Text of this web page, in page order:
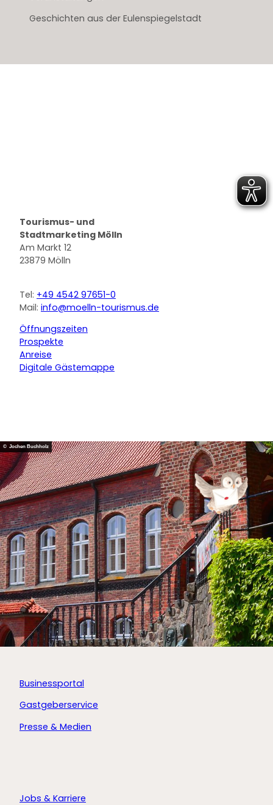
Geschichten aus der Eulenspiegelstadt
Tourismus- und
Stadtmarketing Mölln
Am Markt 12
23879 Mölln
Tel: +49 4542 97651-0
Mail: info@moelln-tourismus.de
Öffnungszeiten
Prospekte
Anreise
Digitale Gästemappe
b
o
o
k
u
b
e
a
g
r
a
m
© Jochen Buchholz
Businessportal
Gastgeberservice
Presse & Medien
Jobs & Karriere